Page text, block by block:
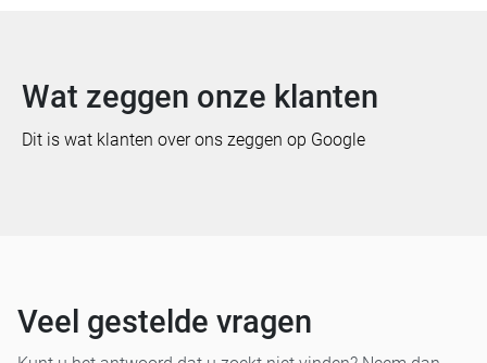
Wat zeggen onze klanten
Dit is wat klanten over ons zeggen op Google
Veel gestelde vragen